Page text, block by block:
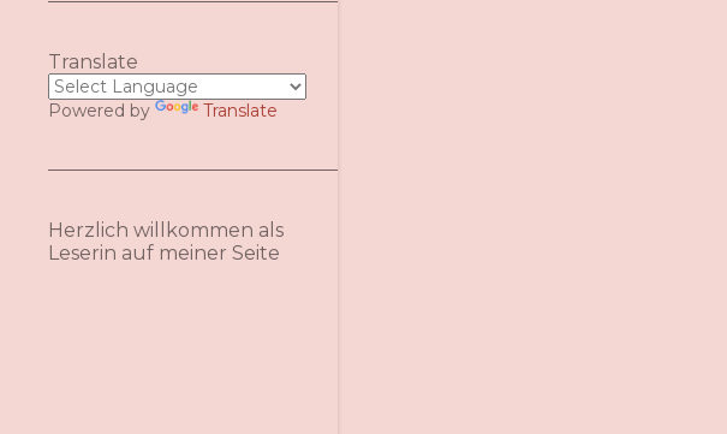
Translate
Powered by Translate
Herzlich willkommen als
Leserin auf meiner Seite